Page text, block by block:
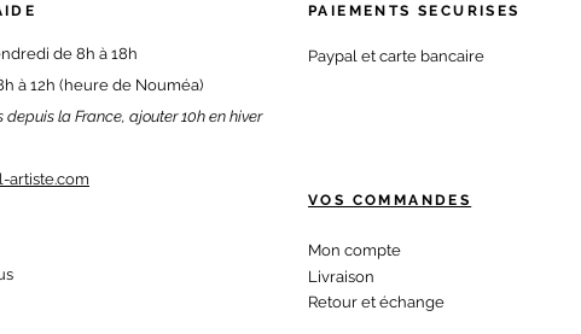
de 8h à 18h
à 12h (heure de Nouméa)
depuis la France, ajouter 10h en hiver
artiste.com
PAIEMENTS SECURISES
Paypal et carte bancaire
VOS COMMANDES
Mon compte
Livraison
Retour et échange​